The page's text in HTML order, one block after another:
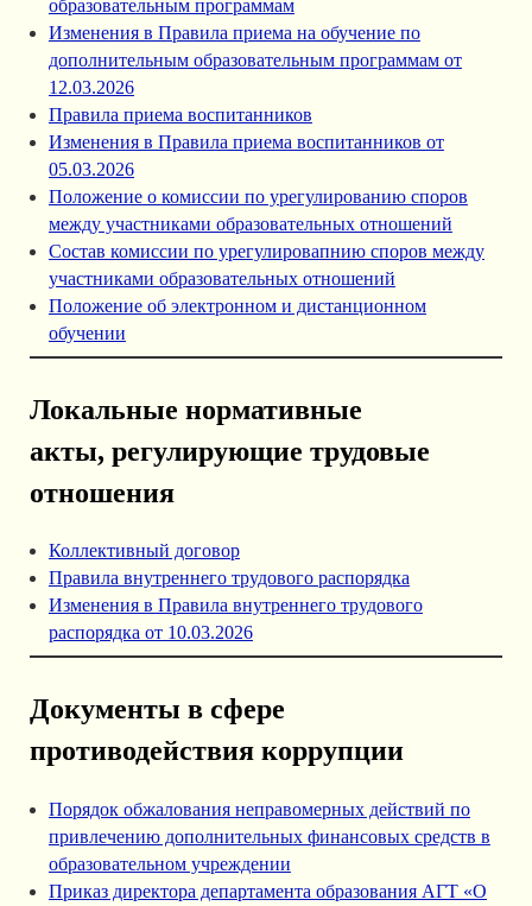
образовательным программам
Изменения в Правила приема на обучение по
дополнительным образовательным программам от
12.03.2026
Правила приема воспитанников
Изменения в Правила приема воспитанников от
05.03.2026
Положение о комиссии по урегулированию споров
между участниками образовательных отношений
Состав комиссии по урегулировапнию споров между
участниками образовательных отношений
Положение об электронном и дистанционном
обучении
Локальные нормативные
акты, регулирующие трудовые
отношения
Коллективный договор
Правила внутреннего трудового распорядка
Изменения в Правила внутреннего трудового
распорядка от 10.03.2026
Документы в сфере
противодействия коррупции
Порядок обжалования неправомерных действий по
привлечению дополнительных финансовых средств в
образовательном учреждении
Приказ директора департамента образования АГТ «О